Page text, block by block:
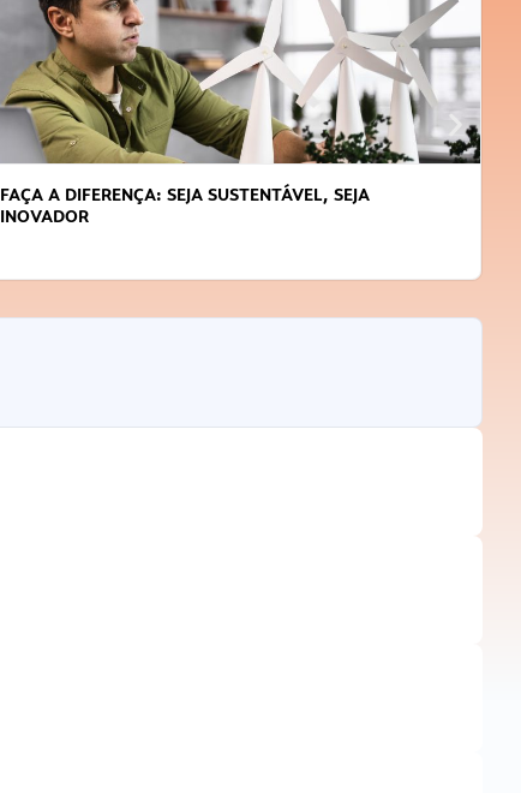
FAÇA A DIFERENÇA: SEJA SUSTENTÁVEL, SEJA
INOVADOR